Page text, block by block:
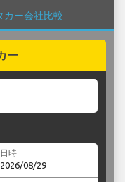
カー会社比較
ー
時